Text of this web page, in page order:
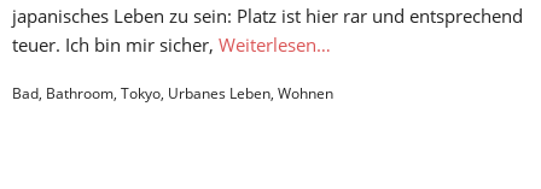
japanisches Leben zu sein: Platz ist hier rar und entsprechend
teuer. Ich bin mir sicher, Weiterlesen…
Bad, Bathroom, Tokyo, Urbanes Leben, Wohnen